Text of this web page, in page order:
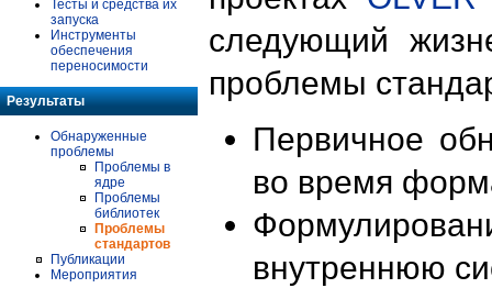
Тесты и средства их
запуска
Инструменты
обеспечения
переносимости
Результаты
Обнаруженные
проблемы
Проблемы в
ядре
Проблемы
библиотек
Проблемы
стандартов
Публикации
Мероприятия
следующий
проблемы
Первичное
во время
внутреннюю